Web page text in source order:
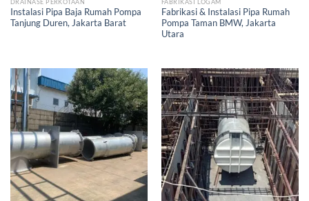
Instalasi Pipa Baja Rumah Pompa
Tanjung Duren, Jakarta Barat
Fabrikasi & Instalasi Pipa Rumah
Pompa Taman BMW, Jakarta
Utara